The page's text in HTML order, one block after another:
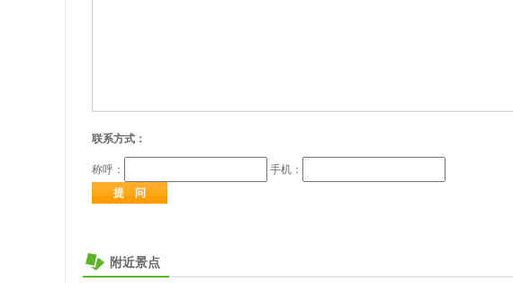
联系方式：
称呼： 手机：
附近景点